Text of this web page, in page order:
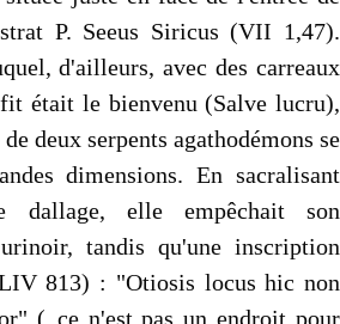
P. Seeus Siricus (VII 1,47).
d'ailleurs, avec des carreaux
était le bienvenu (Salve lucru),
deux serpents agathodémons se
dimensions. En sacralisant
dallage, elle empêchait son
tandis qu'une inscription
813) : "Otiosis locus hic non
(..ce n'est pas un endroit pour